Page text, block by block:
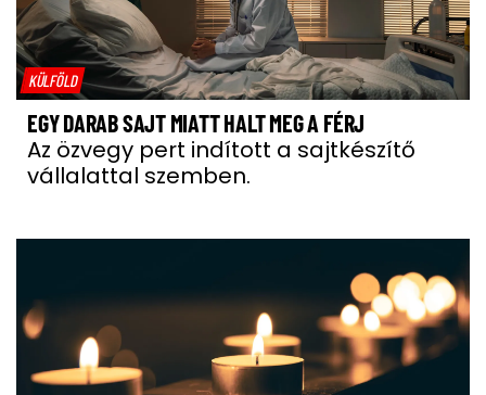
KÜLFÖLD
EGY DARAB SAJT MIATT HALT MEG A FÉRJ
Az özvegy pert indított a sajtkészítő
vállalattal szemben.